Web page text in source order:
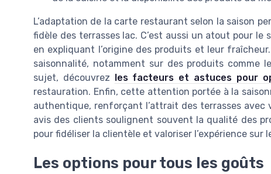
L’adaptation de la carte restaurant selon la saison
fidèle des terrasses lac. C’est aussi un atout pour
en expliquant l’origine des produits et leur
saisonnalité, notamment sur des produits comme
sujet, découvrez les facteurs et astuces pour
restauration. Enfin, cette attention portée à la
authentique, renforçant l’attrait des terrasses avec
avis des clients soulignent souvent la qualité des
pour fidéliser la clientèle et valoriser l’expérience sur
Les options pour tous les goûts